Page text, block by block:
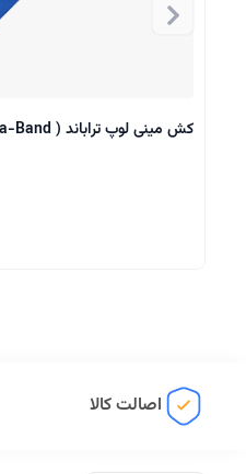
کش مینی لوپ تراباند ( Thera-Band) کد M-1
اصالت کالا